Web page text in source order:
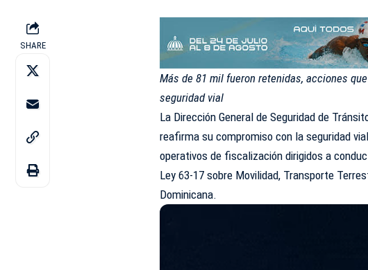
SHARE
Más de 81 mil fueron retenidas, acciones
seguridad vial
La Dirección General de Seguridad de
reafirma su compromiso con la seguridad
operativos de fiscalización dirigidos a
Ley 63-17 sobre Movilidad, Transporte
Dominicana.